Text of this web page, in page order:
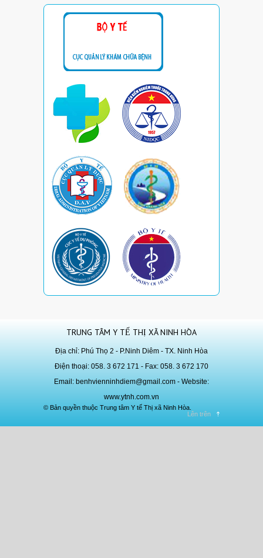
TRUNG TÂM Y TẾ THỊ XÃ NINH HÒA
Địa chỉ: Phú Thọ 2 - P.Ninh Diêm - TX. Ninh Hòa
Điện thoại: 058. 3 672 171 - Fax: 058. 3 672 170
Email: benhvienninhdiem@gmail.com - Website:
www.ytnh.com.vn
© Bản quyền thuộc Trung tâm Y tế Thị xã Ninh Hòa.
Lên trên